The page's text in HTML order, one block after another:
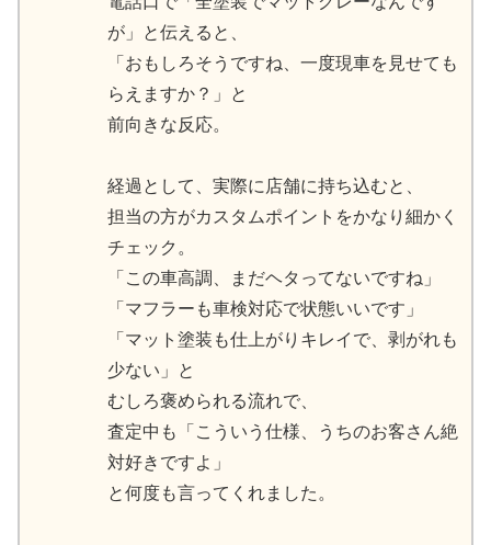
が」と伝えると、
「おもしろそうですね、一度現車を見せても
らえますか？」と
前向きな反応。
経過として、実際に店舗に持ち込むと、
担当の方がカスタムポイントをかなり細かく
チェック。
「この車高調、まだヘタってないですね」
「マフラーも車検対応で状態いいです」
「マット塗装も仕上がりキレイで、剥がれも
少ない」と
むしろ褒められる流れで、
査定中も「こういう仕様、うちのお客さん絶
対好きですよ」
と何度も言ってくれました。